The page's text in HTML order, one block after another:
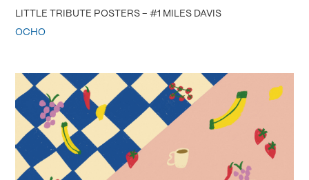
LITTLE TRIBUTE POSTERS – #1 MILES DAVIS
OCHO